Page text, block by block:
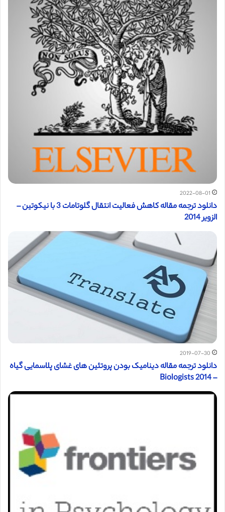
2022-08-01
دانلود ترجمه مقاله کاهش فعالیت انتقال گلوتامات 3 با نیکوتین –
الزویر 2014
2019-07-30
دانلود ترجمه مقاله دینامیک بودن پروتئین های غشای پلاسمایی گیاه
– Biologists 2014